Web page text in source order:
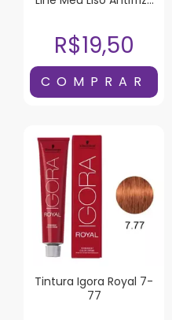
R$19,50
Tintura Igora Royal 7-
77